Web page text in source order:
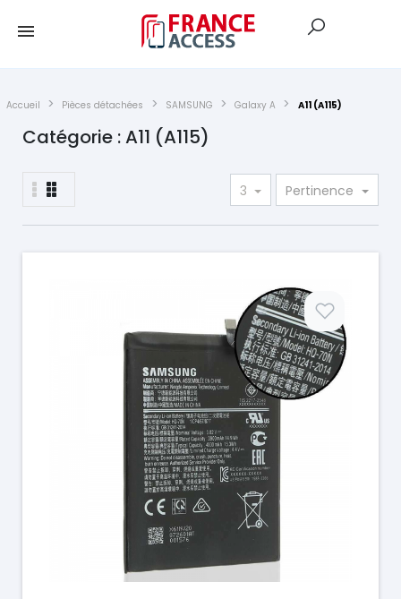
Accueil Pièces détachées SAMSUNG Galaxy A A11 (A115)
Catégorie : A11 (A115)
3 Pertinence